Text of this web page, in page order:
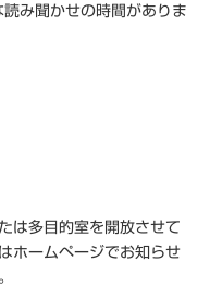
み聞かせの時間がありま
は多目的室を開放させて
ホームページでお知らせ